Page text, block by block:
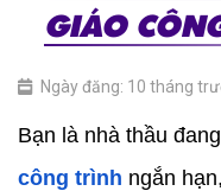
GIÁO
Ngày đăng: 10 tháng
Bạn là nhà thầu
công trình ngắn